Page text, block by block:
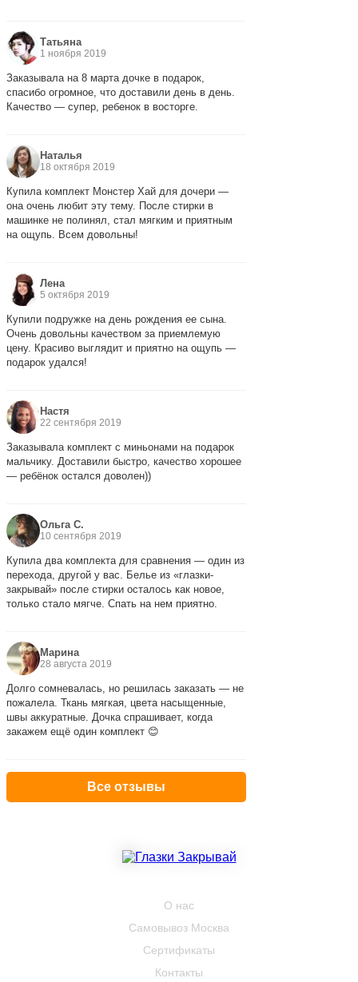
Татьяна
1 ноября 2019
Заказывала на 8 марта дочке в подарок,
спасибо огромное, что доставили день в день.
Качество — супер, ребенок в восторге.
Наталья
18 октября 2019
Купила комплект Монстер Хай для дочери —
она очень любит эту тему. После стирки в
машинке не полинял, стал мягким и приятным
на ощупь. Всем довольны!
Лена
5 октября 2019
Купили подружке на день рождения ее сына.
Очень довольны качеством за приемлемую
цену. Красиво выглядит и приятно на ощупь —
подарок удался!
Настя
22 сентября 2019
Заказывала комплект с миньонами на подарок
мальчику. Доставили быстро, качество хорошее
— ребёнок остался доволен))
Ольга С.
10 сентября 2019
Купила два комплекта для сравнения — один из
перехода, другой у вас. Белье из «глазки-
закрывай» после стирки осталось как новое,
только стало мягче. Спать на нем приятно.
Марина
28 августа 2019
Долго сомневалась, но решилась заказать — не
пожалела. Ткань мягкая, цвета насыщенные,
швы аккуратные. Дочка спрашивает, когда
закажем ещё один комплект 😊
Все отзывы
О нас
Самовывоз Москва
Сертификаты
Контакты